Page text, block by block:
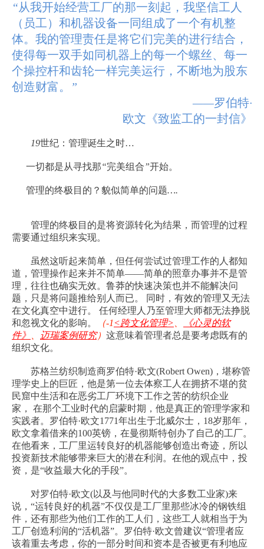
“从我开始经营工厂的那一刻起，我坚信工人
（员工）和机器设备一同组成了一个有机整
体。我的管理责任是将它们完美的进行结合，
使得每一双手如同机器上的每一个螺丝、每一
个操控杆和齿轮一样完美运行，不断地为股东
创造财富。
”
——罗伯特·
欧文《致监工的一封信》
19世纪：管理诞生之时…
一切都是从寻找那“完美组合”开始。
管理的终极目的？貌似简单的问题….
管理的终极目的是将资源转化为结果，而管理的过程
需要通过组织来实现。
虽然这听起来简单，但任何尝试过管理工作的人都知
道，管理操作起来并不简单——简单的照章办事并不是管
理，往往也确实无效。鲁莽的快速决策也并不能解决问
题，只是将问题推给别人而已。
同时，有效的管理又无法
在文化真空中进行。
任何经理人乃至管理大师都无法挣脱
和忽视文化的影响。
（-1 <跨文化管理>、
《心灵的软
件》 、 迈瑞案例研究） 这意味着管理者总是要考虑既有的
组织文化。
苏格兰纺织制造商罗伯特·欧文(Robert Owen) ，堪称管
理学史上的巨匠，他是第一位去体察工人在拥挤不堪的贫
民窟中生活和在恶劣工厂环境下工作之苦的纺织企业
家，
在那个工业时代的启蒙时期，他是真正的管理学家和
实践者。罗伯特·欧文1771年出生于北威尔士 ， 18岁那年，
欧文拿着借来的100英镑，在曼彻斯特创办了自己的工厂。
在他看来，工厂里运转良好的机器能够创造出奇迹，所以
投资新技术能够带来巨大的潜在利润。在他的观点中，投
资，是“收益最大化的手段”。
对罗伯特·欧文(以及与他同时代的大多数工业家)来
说， “运转良好的机器”不仅仅是工厂里那些冰冷的钢铁组
件，还有那些为他们工作的工人们，这些工人就相当于为
工厂创造利润的“活机器”。罗伯特·欧文曾建议“管理者应
该着重去考虑，你的一部分时间和资本是否被更有利地应